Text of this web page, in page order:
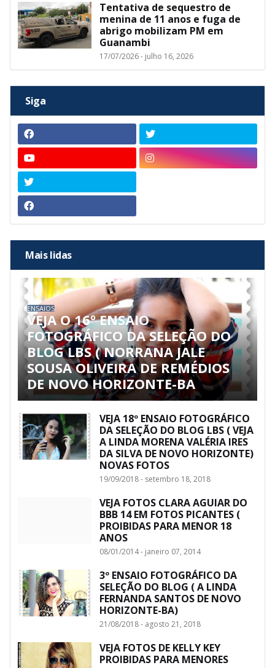
Tentativa de sequestro de
menina de 11 anos e fuga de
abrigo mobilizam PM em
Guanambi
17/07/2026 - julho 16, 2026
Siga
Mais lidas
ENSAIOS
VEJA O 16º ENSAIO
FOTOGRÁFICO DA SELEÇÃO DO
BLOG LBS ( NORRANA JALE
SOUSA OLIVEIRA DE REMÉDIOS
DE NOVO HORIZONTE-BA
VEJA 18º ENSAIO FOTOGRÁFICO
DA SELEÇÃO DO BLOG LBS ( VEJA
A LINDA MORENA VALÉRIA IRES
DA SILVA DE NOVO HORIZONTE)
NOVAS FOTOS
19/09/2018 - setembro 18, 2018
VEJA FOTOS CLARA AGUIAR DO
BBB 14 EM FOTOS PICANTES (
PROIBIDAS PARA MENOR 18
ANOS
08/01/2014 - janeiro 07, 2014
3º ENSAIO FOTOGRÁFICO DA
SELEÇÃO DO BLOG ( A LINDA
FERNANDA SANTOS DE NOVO
HORIZONTE-BA)
21/08/2018 - agosto 21, 2018
VEJA FOTOS DE KELLY KEY
PROIBIDAS PARA MENORES